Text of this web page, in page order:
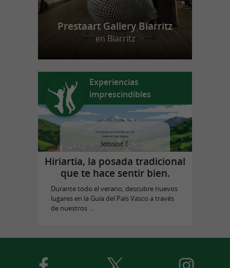
Prestaart Gallery Biarritz
en Biarritz
Experiencias
imprescindibles
Hiriartia, la posada tradicional
que te hace sentir bien.
Durante todo el verano, descubre nuevos
lugares en la Guía del País Vasco a través
de nuestros ...